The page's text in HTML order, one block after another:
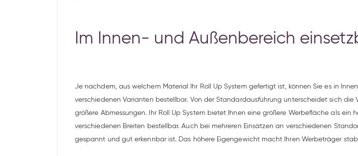
Im Innen- und Außenbereich
Je nachdem, aus welchem Material Ihr Roll Up System gefertigt ist, können Sie es in
verschiedenen Varianten bestellbar. Von der Standardausführung unterscheidet sich
größere Abmessungen. Ihr Roll Up System bietet Ihnen eine größere Werbefläche als ein
verschiedenen Breiten bestellbar. Auch bei mehreren Einsätzen an verschiedenen
gespannt und gut erkennbar ist. Das höhere Eigengewicht macht Ihren Werbeträger